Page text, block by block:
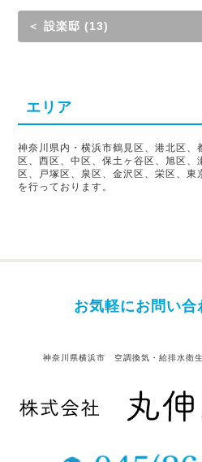
＜ 設楽邸 (13)
エリア
神奈川県内・横浜市鶴見区、港北区、
区、西区、中区、保土ヶ谷区、旭区、
区、戸塚区、泉区、金沢区、栄区、東
を行っております。
お気軽にお問い合
神奈川県横浜市 空調換気・給排水衛